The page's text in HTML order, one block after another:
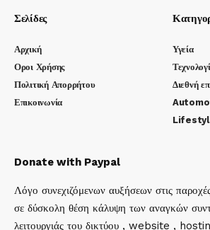
Σελίδες
Αρχική
Οροι Χρήσης
Πολιτική Απορρήτου
Επικοινωνία
Υγεία
Διεθνή
Donate with Paypal
Λόγο συνεχιζόμενων αυξήσεων στις
σε δύσκολη θέση κάλυψη των αναγκών
λειτουργιάς του δικτύου , website ,